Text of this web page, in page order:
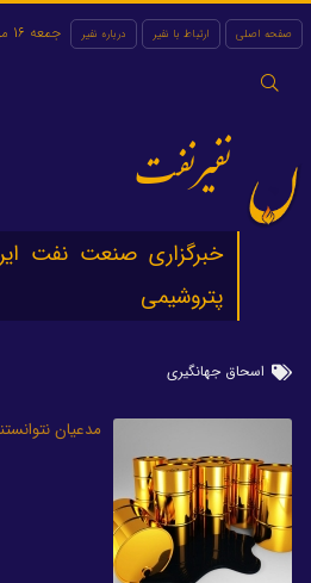
صفحه اصلی ارتباط با نفیر درباره نفیر
جستجو
جمعه 16 مرداد 1405
نفیرنفت
خبرگزاری صنعت نفت
پتروشیمی
اسحاق جهانگیری
مدعیان